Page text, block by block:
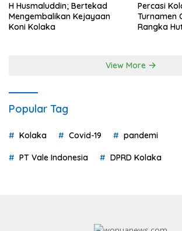
H Husmaluddin; Bertekad
Mengembalikan Kejayaan
Koni Kolaka
Percasi
Turnamen
Rangka
View More
Popular Tag
Kolaka Covid-19 pandemi
PT Vale Indonesia DPRD Kolaka